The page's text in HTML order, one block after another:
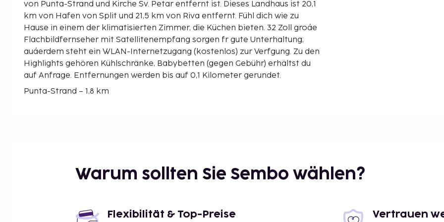
von Punta-Strand und Kirche Sv. Petar entfernt ist. Dieses Landhaus ist 20,1
km von Hafen von Split und 21,5 km von Riva entfernt. Fühl dich wie zu
Hause in einem der klimatisierten Zimmer, die Küchen bieten. 32 Zoll groáe
Flachbildfernseher mit Satellitenempfang sorgen fr gute Unterhaltung;
auáerdem steht ein WLAN-Internetzugang (kostenlos) zur Verfgung. Zu den
Highlights gehören Kühlschränke, Babybetten (gegen Gebühr) erhältst du
auf Anfrage. Entfernungen werden bis auf 0,1 Kilometer gerundet.
Punta-Strand – 1,8 km
Museum der Insel Brač – 11,6 km
Bucht Lovrecina – 16,7 km
Warum sollten Sie Sembo wählen?
Flexibilität & Top-Preise Vertrauen